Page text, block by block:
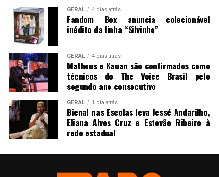
GERAL 4 dias atrás
Fandom Box anuncia colecionável
inédito da linha “Silvinho”
GERAL 4 dias atrás
Matheus e Kauan são confirmados como
técnicos do The Voice Brasil pelo
segundo ano consecutivo
GERAL 1 dia atrás
Bienal nas Escolas leva Jessé Andarilho,
Eliana Alves Cruz e Estevão Ribeiro à
rede estadual